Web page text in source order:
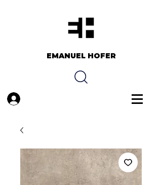
EMANUEL HOFER​​